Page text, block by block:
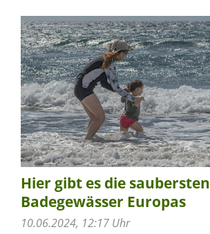
Hier gibt es die saubersten
Badegewässer Europas
10.06.2024, 12:17 Uhr